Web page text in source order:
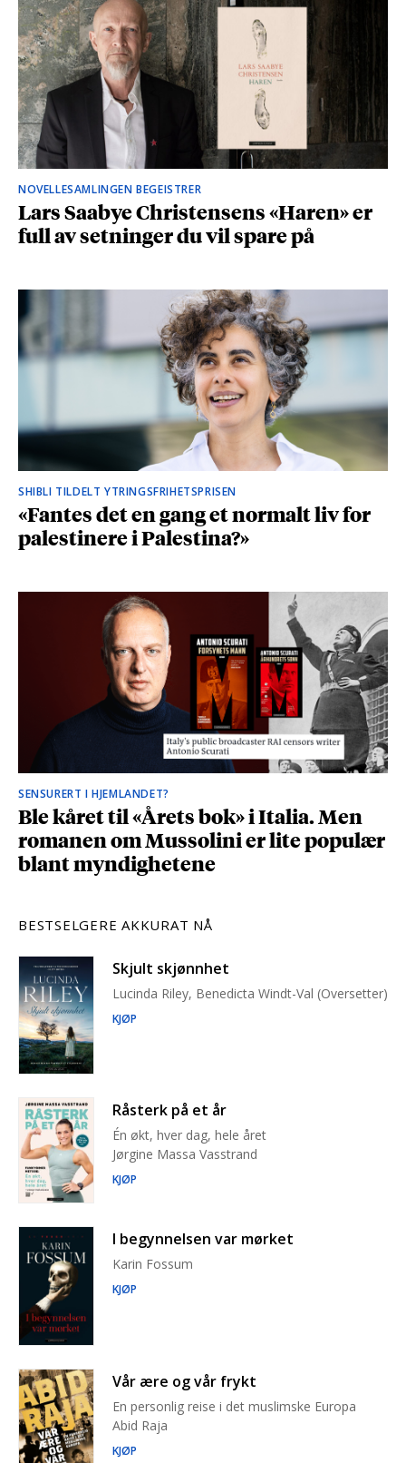
NOVELLESAMLINGEN BEGEISTRER
Lars Saabye Christensens «Haren» er
full av setninger du vil spare på
SHIBLI TILDELT YTRINGSFRIHETSPRISEN
«Fantes det en gang et normalt liv for
palestinere i Palestina?»
SENSURERT I HJEMLANDET?
Ble kåret til «Årets bok» i Italia. Men
romanen om Mussolini er lite populær
blant myndighetene
BESTSELGERE AKKURAT NÅ
Skjult skjønnhet
Lucinda Riley, Benedicta Windt-Val (Oversetter)
KJØP
Råsterk på et år
Én økt, hver dag, hele året
Jørgine Massa Vasstrand
KJØP
I begynnelsen var mørket
Karin Fossum
KJØP
Vår ære og vår frykt
En personlig reise i det muslimske Europa
Abid Raja
KJØP